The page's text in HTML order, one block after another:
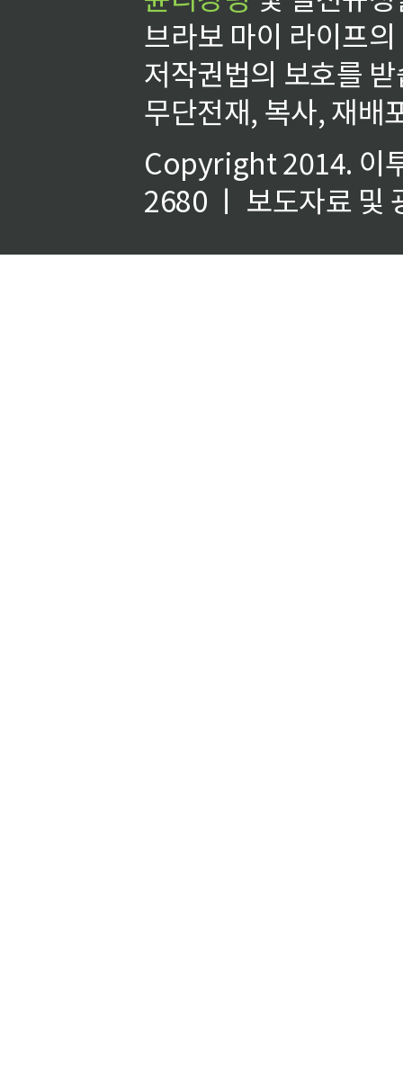
브라보 마이 라이프
저작권법의 보호를
무단전재, 복사, 재배
Copyright 2014. 이
2680 ㅣ 보도자료